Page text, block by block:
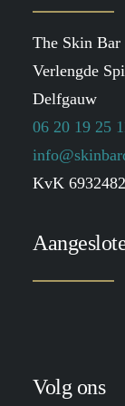
The Skin Bar
Verlengde
Delfgauw
06 20 19 25
KvK
Volg ons